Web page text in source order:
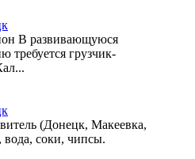
В развивающуюся
требуется грузчик-
(Донецк, Макеевка,
соки, чипсы.